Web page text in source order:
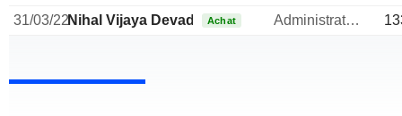
31/03/22Nihal Vijaya Devadas Kaviratne
Achat Administrateur